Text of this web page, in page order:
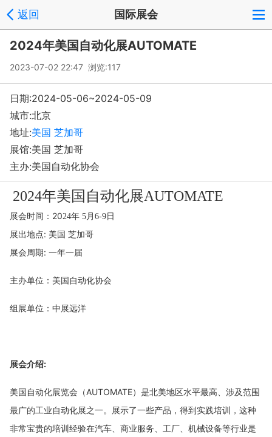
返回 国际展会
2024年美国自动化展AUTOMATE
2023-07-02 22:47 浏览:117
日期:2024-05-06~2024-05-09
城市:北京
地址:美国 芝加哥
展馆:美国 芝加哥
主办:美国自动化协会
2024年美国自动化展AUTOMATE
展会时间： 2024年 5月 6-9 日
展出地点: 美国 芝加哥
展会周期: 一年一届
主办单位： 美 国自动化协会
组展单位： 中展远洋
展会介绍:
美国自动化展览会（AUTOMATE）是北美地区水平最高、涉及范围
最广的工业自动化展之一。展示了一些产品，得到实践培训，这种
非常宝贵的培训经验在汽车、商业服务、工厂、机械设备等行业是